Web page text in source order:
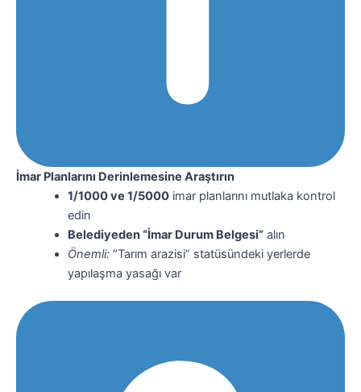
İmar Planlarını Derinlemesine Araştırın
1/1000 ve 1/5000imar planlarını mutlaka kontrol
edin
Belediyeden “İmar Durum Belgesi”alın
Önemli:“Tarım arazisi” statüsündeki yerlerde
yapılaşma yasağı var